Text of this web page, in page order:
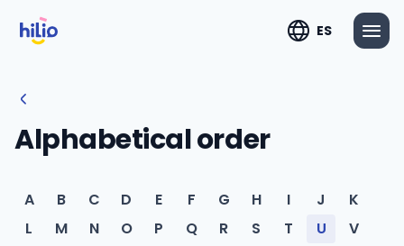
ES
Alphabetical order
A B C D E F G H I J
K
L
M N O P Q R S T U
V